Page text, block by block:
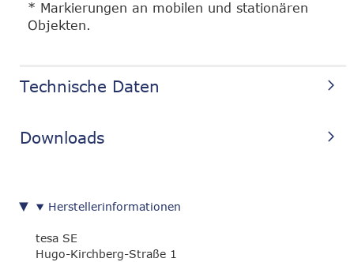
* Markierungen an mobilen und stationären
Objekten.
Technische Daten
Downloads
Herstellerinformationen
tesa SE
Hugo-Kirchberg-Straße 1